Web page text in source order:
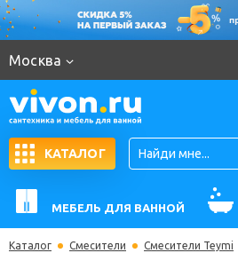
Москва
КАТАЛОГ
МЕБЕЛЬ ДЛЯ ВАННОЙ
Каталог Смесители Смесители Teymi